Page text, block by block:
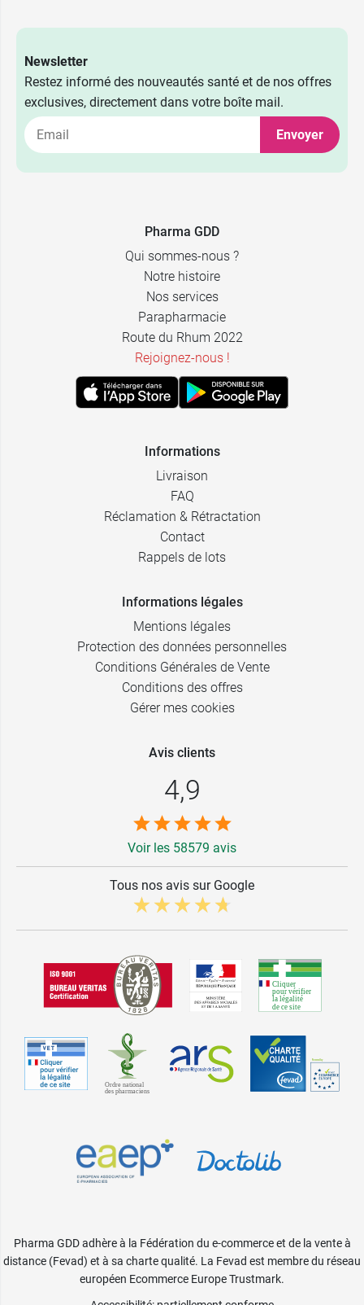
Newsletter
Restez informé des nouveautés santé et de nos offres
exclusives, directement dans votre boîte mail.
Envoyer
Pharma GDD
Qui sommes-nous ?
Notre histoire
Nos services
Parapharmacie
Route du Rhum 2022
Rejoignez-nous !
Informations
Livraison
FAQ
Réclamation & Rétractation
Contact
Rappels de lots
Informations légales
Mentions légales
Protection des données personnelles
Conditions Générales de Vente
Conditions des offres
Gérer mes cookies
Avis clients
4,9
Voir les 58579 avis
Tous nos avis sur Google
Pharma GDD adhère à la Fédération du e-commerce et de la vente à
distance (Fevad) et à sa charte qualité. La Fevad est membre du réseau
européen Ecommerce Europe Trustmark.